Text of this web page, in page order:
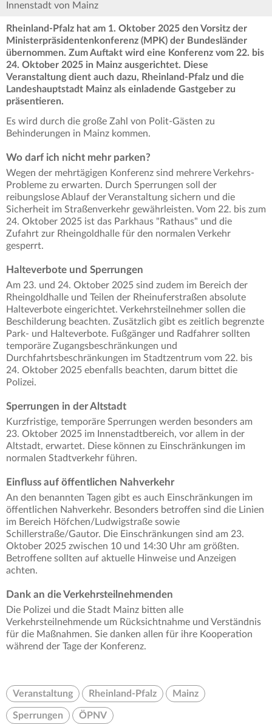
Innenstadt von Mainz
Rheinland-Pfalz hat am 1. Oktober 2025 den Vorsitz der
Ministerpräsidentenkonferenz (MPK) der Bundesländer
übernommen. Zum Auftakt wird eine Konferenz vom 22. bis
24. Oktober 2025 in Mainz ausgerichtet. Diese
Veranstaltung dient auch dazu, Rheinland-Pfalz und die
Landeshauptstadt Mainz als einladende Gastgeber zu
präsentieren.
Es wird durch die große Zahl von Polit-Gästen zu
Behinderungen in Mainz kommen.
Wo darf ich nicht mehr parken?
Wegen der mehrtägigen Konferenz sind mehrere Verkehrs-
Probleme zu erwarten. Durch Sperrungen soll der
reibungslose Ablauf der Veranstaltung sichern und die
Sicherheit im Straßenverkehr gewährleisten. Vom 22. bis zum
24. Oktober 2025 ist das Parkhaus "Rathaus" und die
Zufahrt zur Rheingoldhalle für den normalen Verkehr
gesperrt.
Halteverbote und Sperrungen
Am 23. und 24. Oktober 2025 sind zudem im Bereich der
Rheingoldhalle und Teilen der Rheinuferstraßen absolute
Halteverbote eingerichtet. Verkehrsteilnehmer sollen die
Beschilderung beachten. Zusätzlich gibt es zeitlich begrenzte
Park- und Halteverbote. Fußgänger und Radfahrer sollten
temporäre Zugangsbeschränkungen und
Durchfahrtsbeschränkungen im Stadtzentrum vom 22. bis
24. Oktober 2025 ebenfalls beachten, darum bittet die
Polizei.
Sperrungen in der Altstadt
Kurzfristige, temporäre Sperrungen werden besonders am
23. Oktober 2025 im Innenstadtbereich, vor allem in der
Altstadt, erwartet. Diese können zu Einschränkungen im
normalen Stadtverkehr führen.
Einfluss auf öffentlichen Nahverkehr
An den benannten Tagen gibt es auch Einschränkungen im
öffentlichen Nahverkehr. Besonders betroffen sind die Linien
im Bereich Höfchen/Ludwigstraße sowie
Schillerstraße/Gautor. Die Einschränkungen sind am 23.
Oktober 2025 zwischen 10 und 14:30 Uhr am größten.
Betroffene sollten auf aktuelle Hinweise und Anzeigen
achten.
Dank an die Verkehrsteilnehmenden
Die Polizei und die Stadt Mainz bitten alle
Verkehrsteilnehmende um Rücksichtnahme und Verständnis
für die Maßnahmen. Sie danken allen für ihre Kooperation
während der Tage der Konferenz.
Veranstaltung Rheinland-Pfalz Mainz
Sperrungen ÖPNV